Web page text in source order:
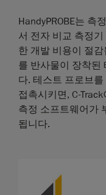
HandyPROBE는 측
서 전자 비교 측정
한 개발 비용이 절
를 반사물이 장착된
다. 테스트 프로브
접촉시키면, C-
측정 소프트웨어가
됩니다.